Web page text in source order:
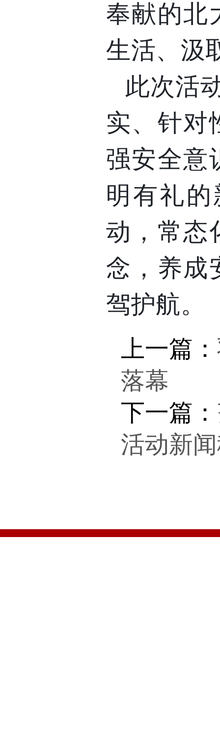
奉献的北
生活、汲
此次活
实、针对
强安全意
明有礼
动，常态
念，养成
驾护航。
上一篇：
落幕
下一篇：
活动新